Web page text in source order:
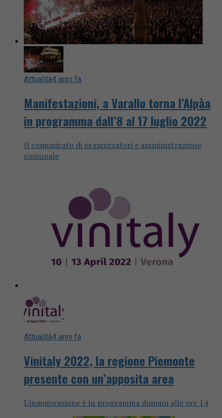
Attualità4 anni fa
Manifestazioni, a Varallo torna l’Alpàa
in programma dall’8 al 17 luglio 2022
Il comunicato di organizzatori e amministrazione
comunale
Attualità4 anni fa
Vinitaly 2022, la regione Piemonte
presente con un’apposita area
L'inaugurazione è in programma domani alle ore 14